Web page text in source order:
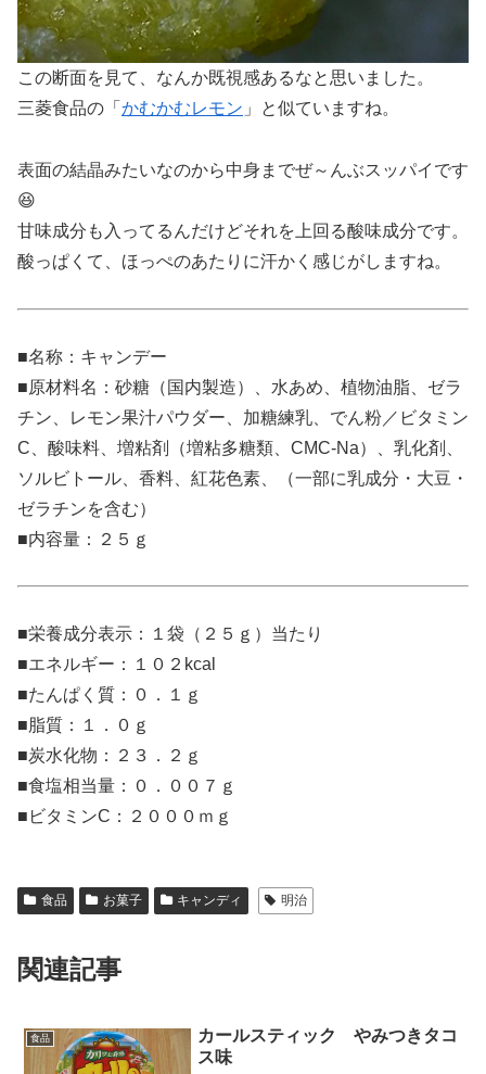
この断面を見て、なんか既視感あるなと思いました。
三菱食品の「 かむかむレモン 」と似ていますね。
表面の結晶みたいなのから中身までぜ～んぶスッパイです
😆
甘味成分も入ってるんだけどそれを上回る酸味成分です。
酸っぱくて、ほっぺのあたりに汗かく感じがしますね。
■名称：キャンデー
■原材料名：砂糖（国内製造）、水あめ、植物油脂、ゼラ
チン、レモン果汁パウダー、加糖練乳、でん粉／ビタミン
C、酸味料、増粘剤（増粘多糖類、CMC-Na）、乳化剤、
ソルビトール、香料、紅花色素、（一部に乳成分・大豆・
ゼラチンを含む）
■内容量：２５ｇ
■栄養成分表示：１袋（２５ｇ）当たり
■エネルギー：１０２kcal
■たんぱく質：０．１ｇ
■脂質：１．０ｇ
■炭水化物：２３．２ｇ
■食塩相当量：０．００７ｇ
■ビタミンC：２０００ｍｇ
食品 お菓子 キャンディ 明治
関連記事
食品
カールスティック やみつきタコ
ス味